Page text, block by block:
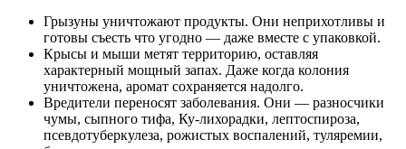
Грызуны уничтожают продукты. Они неприхотливы и
готовы съесть что угодно — даже вместе с упаковкой.
Крысы и мыши метят территорию, оставляя
характерный мощный запах. Даже когда колония
уничтожена, аромат сохраняется надолго.
Вредители переносят заболевания. Они — разносчики
чумы, сыпного тифа, Ку-лихорадки, лептоспироза,
псевдотуберкулеза, рожистых воспалений, туляремии,